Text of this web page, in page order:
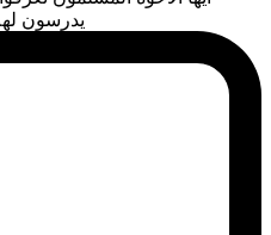
يدرسون